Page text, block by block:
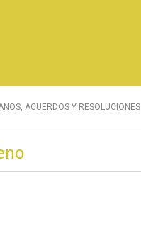
ACUERDOS Y RESOLUCIONES